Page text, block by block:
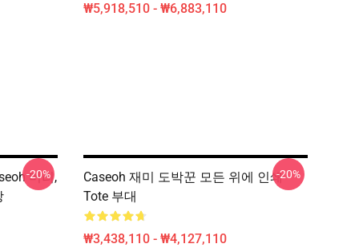
₩5,918,510 - ₩6,883,110
머리,
-20%
Caseoh 재미 도박꾼 모든 위에 인쇄
Tote 부대
₩3,438,110 - ₩4,127,110
-20%